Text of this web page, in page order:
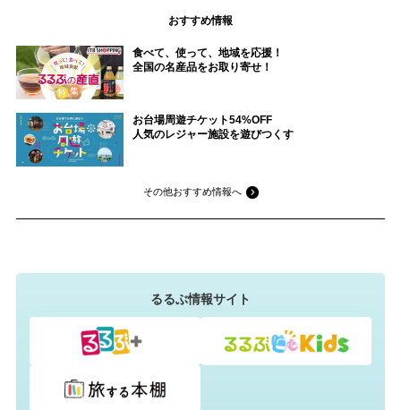
おすすめ情報
食べて、使って、地域を応援！
全国の名産品をお取り寄せ！
お台場周遊チケット54%OFF
人気のレジャー施設を遊びつくす
その他おすすめ情報へ
るるぶ情報サイト